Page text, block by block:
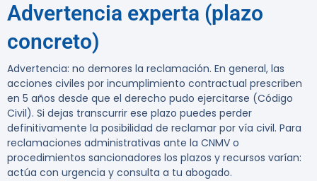
Advertencia experta (plazo
concreto)
Advertencia: no demores la reclamación. En general, las
acciones civiles por incumplimiento contractual prescriben
en 5 años desde que el derecho pudo ejercitarse (Código
Civil). Si dejas transcurrir ese plazo puedes perder
definitivamente la posibilidad de reclamar por vía civil. Para
reclamaciones administrativas ante la CNMV o
procedimientos sancionadores los plazos y recursos varían:
actúa con urgencia y consulta a tu abogado.